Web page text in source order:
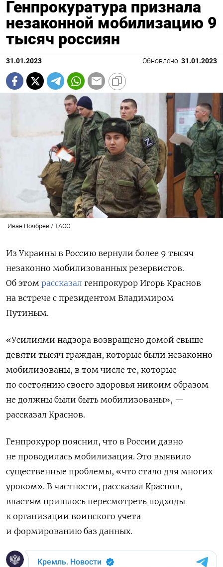
Генпрокуратура признала
незаконной мобилизацию 9
тысяч россиян
31.01.2023 Обновлено: 31.01.2023
Иван Ноябрев / ТАСС
Из Украины в Россию вернули более 9 тысяч
незаконно мобилизованных резервистов.
Об этом рассказал генпрокурор Игорь Краснов
на встрече с президентом Владимиром
Путиным.
«Усилиями надзора возвращено домой свыше
девяти тысяч граждан, которые были незаконно
мобилизованы, в том числе те, которые
по состоянию своего здоровья никоим образом
не должны были быть мобилизованы», —
рассказал Краснов.
Генпрокурор пояснил, что в России давно
не проводилась мобилизация. Это выявило
существенные проблемы, «что стало для многих
уроком». В частности, рассказал Краснов,
властям пришлось пересмотреть подходы
к организации воинского учета
и формированию баз данных.